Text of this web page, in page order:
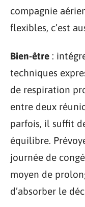
compagnie
flexibles, c’est
Bien-être :
techniques
de respiration
entre deux
parfois, il suffit
équilibre.
journée de
moyen de
d’absorber le